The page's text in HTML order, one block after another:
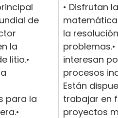
de
la
litio.•
para la
• Disfrutan
la
problemas.•
interesan
procesos
Están
trabajar en
proyectos